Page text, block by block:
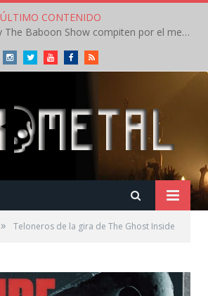
ÚLTIMO CONTENIDO
Crónica: In Flames y The Baboon Show compiten por el mejor concierto del día en el Leyendas del Rock – Viernes – Agosto 2026
InstagramTwitterYoutubeFacebookRSS
» Teloneros de la gira de The Ghost Inside